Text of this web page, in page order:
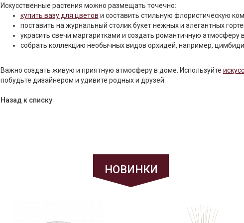
Искусственные растения можно размещать точечно:
купить вазу для цветов и составить стильную флористическую
поставить на журнальный столик букет нежных и элегантных
украсить свечи маргаритками и создать романтичную атмосферу
собрать коллекцию необычных видов орхидей, например,
Важно создать живую и приятную атмосферу в доме. Используйте
побудьте дизайнером и удивите родных и друзей.
Назад к списку
НОВИНКИ